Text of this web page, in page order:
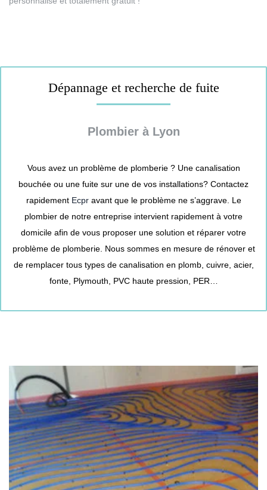
Dépannage et recherche de fuite
Plombier à Lyon
Vous avez un problème de plomberie ? Une canalisation
bouchée ou une fuite sur une de vos installations? Contactez
rapidement Ecpravant que le problème ne s’aggrave. Le
plombier de notre entreprise intervient rapidement à votre
domicile afin de vous proposer une solution et réparer votre
problème de plomberie. Nous sommes en mesure de rénover et
de remplacer tous types de canalisation en plomb, cuivre, acier,
fonte, Plymouth, PVC haute pression, PER…